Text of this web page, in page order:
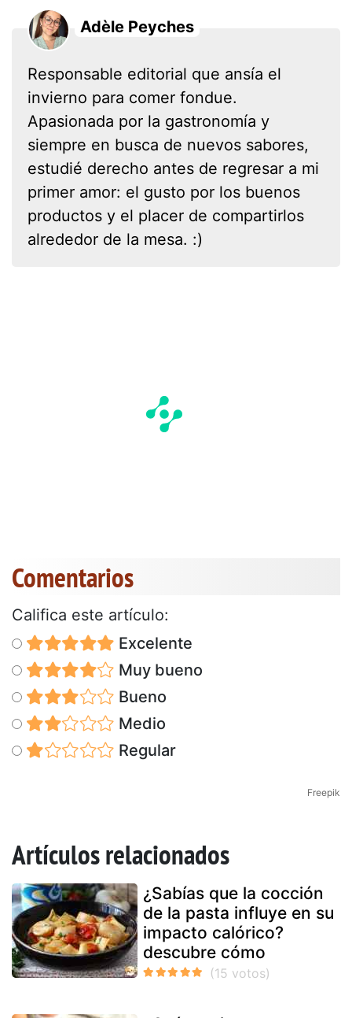
Adèle Peyches
Responsable editorial que ansía el
invierno para comer fondue.
Apasionada por la gastronomía y
siempre en busca de nuevos sabores,
estudié derecho antes de regresar a mi
primer amor: el gusto por los buenos
productos y el placer de compartirlos
alrededor de la mesa. :)
Comentarios
Califica este artículo:
Excelente
Muy bueno
Bueno
Medio
Regular
Freepik
Artículos relacionados
¿Sabías que la cocción
de la pasta influye en su
impacto calórico?
descubre cómo